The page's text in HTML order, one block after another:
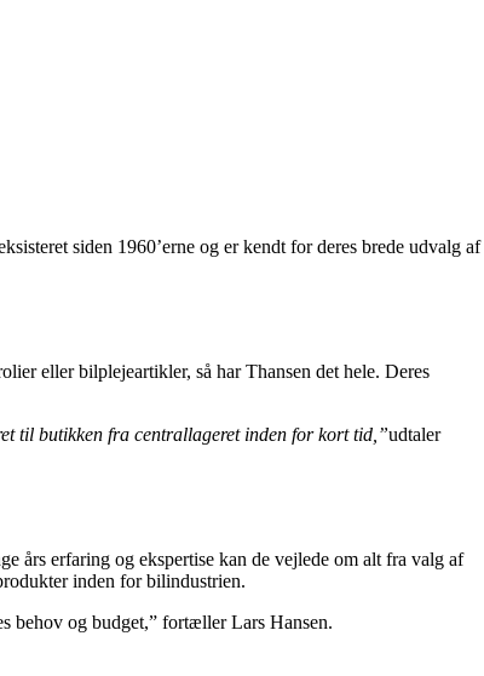
siden 1960’erne og er kendt for deres brede udvalg af
eller bilplejeartikler, så har Thansen det hele. Deres
til butikken fra centrallageret inden for kort tid,”udtaler
års erfaring og ekspertise kan de vejlede om alt fra valg af
inden for bilindustrien.
behov og budget,” fortæller Lars Hansen.